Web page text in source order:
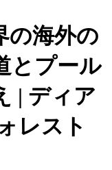
の海外の
とプール
| ディア
レスト